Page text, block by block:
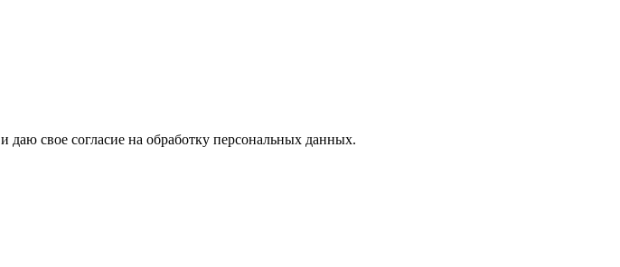
и даю свое согласие на обработку персональных данных.